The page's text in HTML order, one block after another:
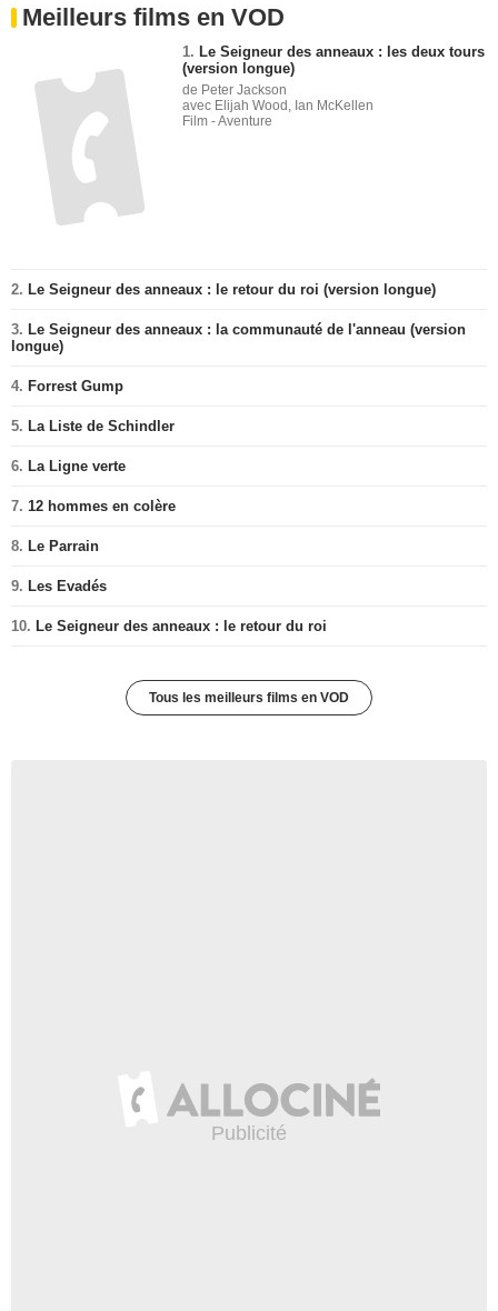
Meilleurs films en VOD
1. Le Seigneur des anneaux : les deux tours
(version longue)
de Peter Jackson
avec Elijah Wood, Ian McKellen
Film - Aventure
2. Le Seigneur des anneaux : le retour du roi (version longue)
3. Le Seigneur des anneaux : la communauté de l'anneau (version
longue)
4. Forrest Gump
5. La Liste de Schindler
6. La Ligne verte
7. 12 hommes en colère
8. Le Parrain
9. Les Evadés
10. Le Seigneur des anneaux : le retour du roi
Tous les meilleurs films en VOD